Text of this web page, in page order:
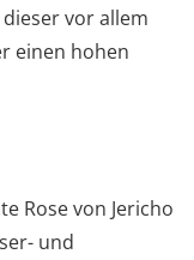
vor allem
einen hohen
Rose von Jericho
und